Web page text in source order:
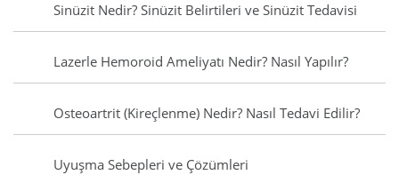
Sinüzit Nedir? Sinüzit Belirtileri ve Sinüzit Tedavisi
Lazerle Hemoroid Ameliyatı Nedir? Nasıl Yapılır?
Osteoartrit (Kireçlenme) Nedir? Nasıl Tedavi Edilir?
Uyuşma Sebepleri ve Çözümleri